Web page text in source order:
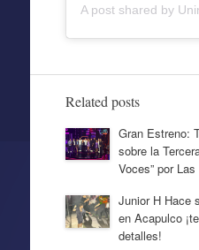
Related posts
Gran Estreno:
sobre la
Voces” por
Junior H Hace
en Acapulco
detalles!